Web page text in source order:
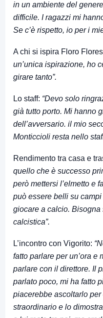
in un ambiente del
difficile. I ragazzi mi
Se c’è rispetto, io per i
A chi si ispira Floro
un’unica ispirazione, ho
girare tanto”.
Lo staff: “Devo solo
già tutto porto. Mi hanno
dell’avversario. il mio
Monticcioli resta nello
Rendimento tra casa e
quello che è successo
però mettersi l’elmetto e
può essere belli su
giocare a calcio.
calcistica”.
L’incontro con Vigorito:
fatto parlare per un’ora e
parlare con il direttore. Il
parlato poco, mi ha fatto
piacerebbe ascoltarlo
straordinario e lo